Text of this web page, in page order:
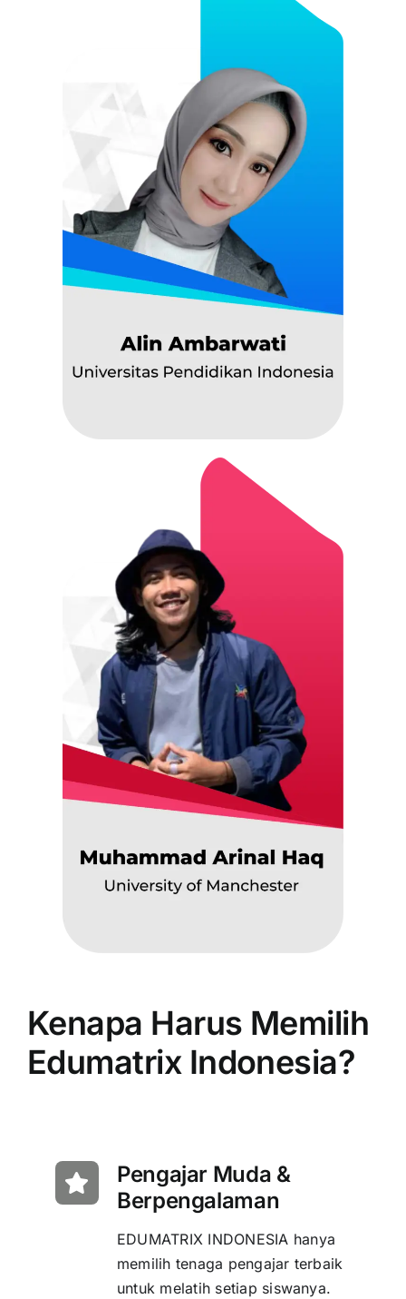
Kenapa Harus Memilih
Edumatrix Indonesia?
Pengajar Muda &
Berpengalaman
EDUMATRIX INDONESIA hanya
memilih tenaga pengajar terbaik
untuk melatih setiap siswanya.